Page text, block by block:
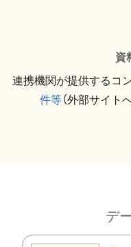
資
連携機関が提供するコ
件等（外部サイト
デ